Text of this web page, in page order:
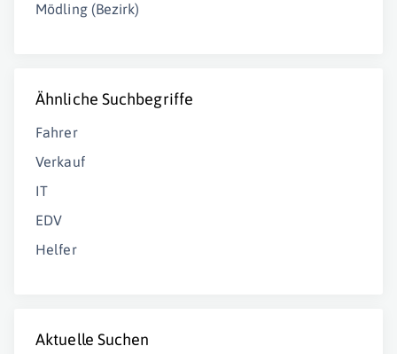
Mödling (Bezirk)
Ähnliche Suchbegriffe
Fahrer
Verkauf
IT
EDV
Helfer
Aktuelle Suchen